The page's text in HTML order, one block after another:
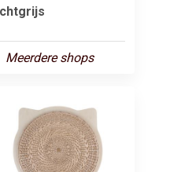
Meerdere shops